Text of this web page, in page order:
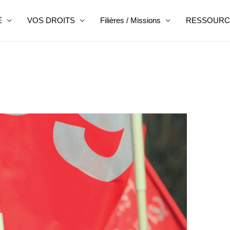
VOS DROITS Filières / Missions